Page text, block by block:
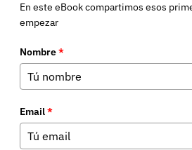
En este eBook compartimos esos
empezar
Nombre*
Email*